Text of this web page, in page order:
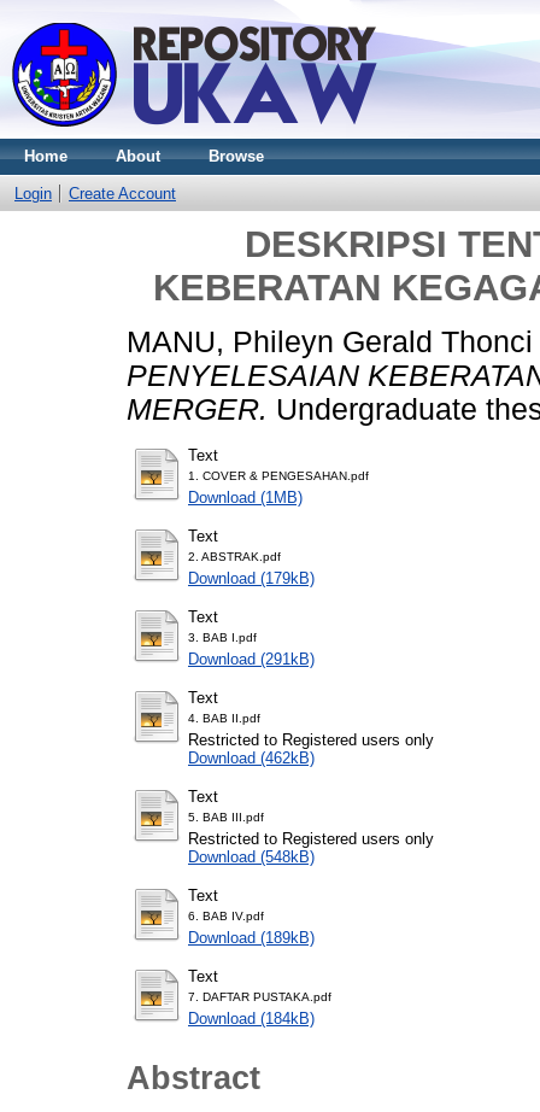
Home About Browse
Login Create Account
DESKRIPSI
KEBERATAN
MANU, Phileyn Gerald Thonci
PENYELESAIAN
MERGER. Undergraduate
Text
1. COVER & PENGESAHAN.pdf
Download (1MB)
Text
2. ABSTRAK.pdf
Download (179kB)
Text
3. BAB I.pdf
Download (291kB)
Text
4. BAB II.pdf
Restricted to Registered users only
Download (462kB)
Text
5. BAB III.pdf
Restricted to Registered users only
Download (548kB)
Text
6. BAB IV.pdf
Download (189kB)
Text
7. DAFTAR PUSTAKA.pdf
Download (184kB)
Abstract